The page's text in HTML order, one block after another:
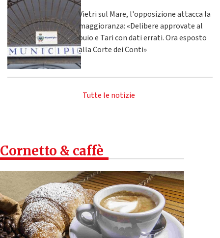
Vietri sul Mare, l'opposizione attacca la
maggioranza: «Delibere approvate al
buio e Tari con dati errati. Ora esposto
alla Corte dei Conti»
Tutte le notizie
Cornetto & caffè